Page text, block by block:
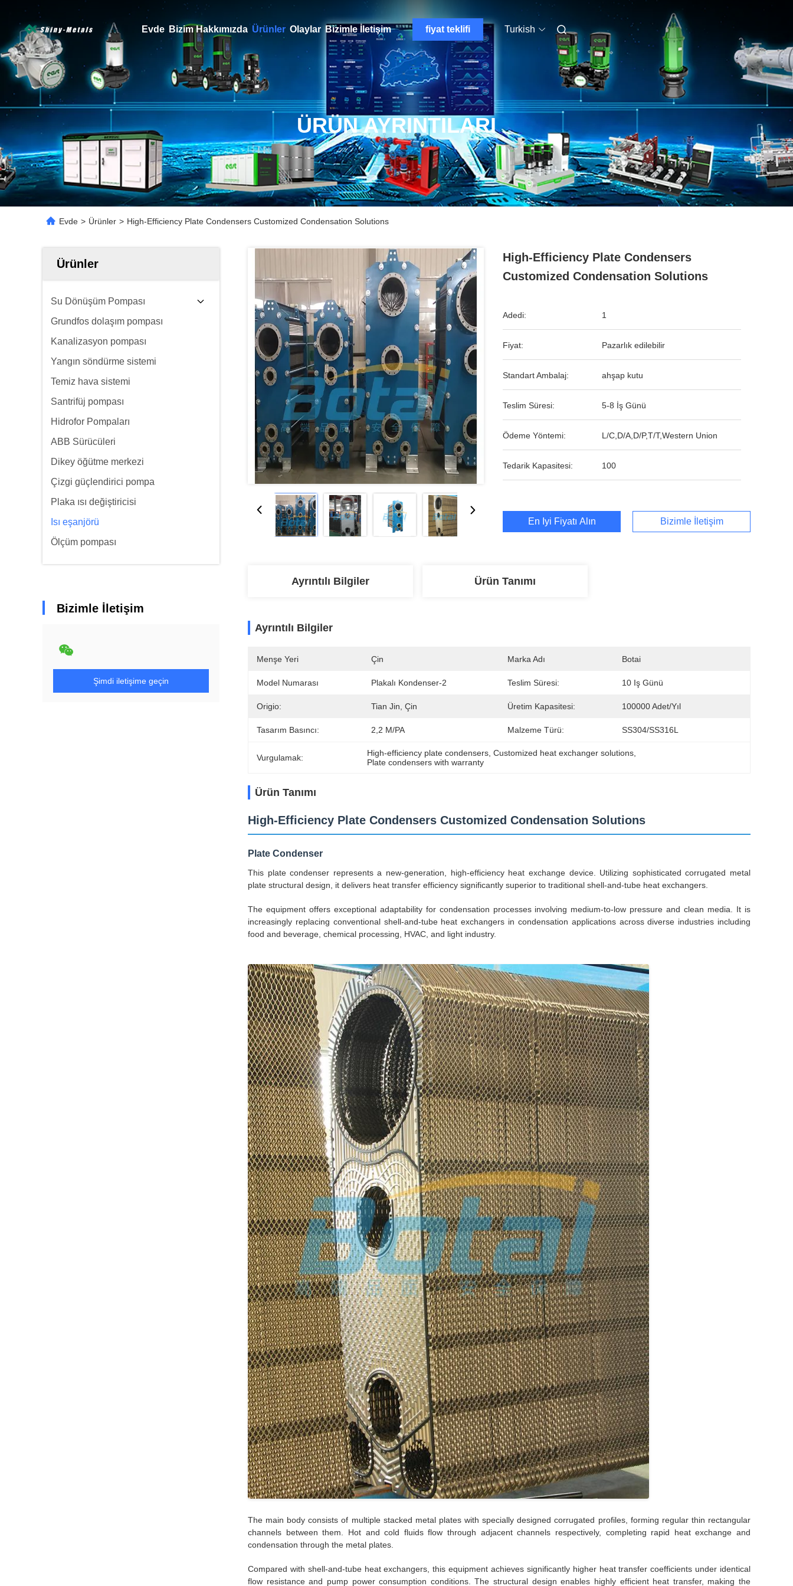
Evde Bizim Hakkımızda Ürünler Olaylar Bizimle İletişim fiyat teklifi Turkish
ÜRÜN AYRINTILARI
Evde > Ürünler > High-Efficiency Plate Condensers Customized Condensation Solutions
Ürünler
Su Dönüşüm Pompası
Grundfos dolaşım pompası
Kanalizasyon pompası
Yangın söndürme sistemi
Temiz hava sistemi
Santrifüj pompası
Hidrofor Pompaları
ABB Sürücüleri
Dikey öğütme merkezi
Çizgi güçlendirici pompa
Plaka ısı değiştiricisi
Isı eşanjörü
Ölçüm pompası
Bizimle İletişim
Şimdi iletişime geçin
High-Efficiency Plate Condensers
Customized Condensation Solutions
Adedi: 1
Fiyat: Pazarlık edilebilir
Standart Ambalaj: ahşap kutu
Teslim Süresi: 5-8 İş Günü
Ödeme Yöntemi: L/C,D/A,D/P,T/T,Western Union
Tedarik Kapasitesi: 100
En İyi Fiyatı Alın Bizimle İletişim
Ayrıntılı Bilgiler Ürün Tanımı
Ayrıntılı Bilgiler
Menşe Yeri Çin Marka Adı Botai
Model Numarası Plakalı Kondenser-2 Teslim Süresi: 10 Iş Günü
Origio: Tian Jin, Çin Üretim Kapasitesi: 100000 Adet/yıl
Tasarım Basıncı: 2,2 M/PA Malzeme Türü: SS304/SS316L
Vurgulamak: High-efficiency plate condensers , Customized heat exchanger solutions
Plate condensers with warranty
Ürün Tanımı
High-Efficiency Plate Condensers Customized Condensation Solutions
Plate Condenser
This plate condenser represents a new-generation, high-efficiency heat exchange device. Utilizing sophisticated corrugated metal
plate structural design, it delivers heat transfer efficiency significantly superior to traditional shell-and-tube heat exchangers.
The equipment offers exceptional adaptability for condensation processes involving medium-to-low pressure and clean media. It is
increasingly replacing conventional shell-and-tube heat exchangers in condensation applications across diverse industries including
food and beverage, chemical processing, HVAC, and light industry.
The main body consists of multiple stacked metal plates with specially designed corrugated profiles, forming regular thin rectangular
channels between them. Hot and cold fluids flow through adjacent channels respectively, completing rapid heat exchange and
condensation through the metal plates.
Compared with shell-and-tube heat exchangers, this equipment achieves significantly higher heat transfer coefficients under identical
flow resistance and pump power consumption conditions. The structural design enables highly efficient heat transfer, making the